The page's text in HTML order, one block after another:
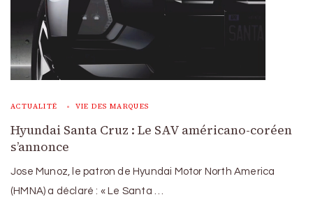
ACTUALITÉ VIE DES MARQUES
Hyundai Santa Cruz : Le SAV américano-coréen
s’annonce
Jose Munoz, le patron de Hyundai Motor North America
(HMNA) a déclaré : « Le Santa …